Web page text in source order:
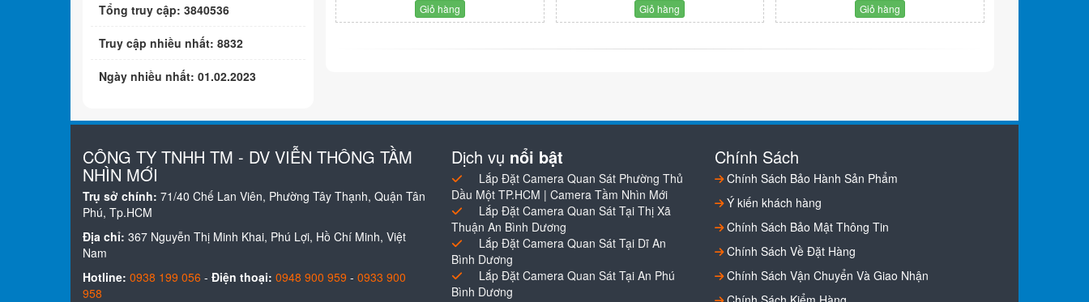
Giỏ hàng Giỏ hàng Giỏ hàng
Tổng truy cập: 3840536
Truy cập nhiều nhất: 8832
Ngày nhiều nhất: 01.02.2023
CÔNG TY TNHH TM - DV VIỄN THÔNG TẦM
NHÌN MỚI
Trụ sở chính: 71/40 Chế Lan Viên, Phường Tây Thạnh, Quận Tân
Phú, Tp.HCM
Địa chỉ: 367 Nguyễn Thị Minh Khai, Phú Lợi, Hồ Chí Minh, Việt
Nam
Hotline: 0938 199 056 - Điện thoại: 0948 900 959 - 0933 900
958
Dịch vụ nổi bật
Lắp Đặt Camera Quan Sát Phường Thủ
Dầu Một TP.HCM | Camera Tầm Nhìn Mới
Lắp Đặt Camera Quan Sát Tại Thị Xã
Thuận An Bình Dương
Lắp Đặt Camera Quan Sát Tại Dĩ An
Bình Dương
Lắp Đặt Camera Quan Sát Tại An Phú
Bình Dương
Chính Sách
Chính Sách Bảo Hành Sản Phẩm
Ý kiến khách hàng
Chính Sách Bảo Mật Thông Tin
Chính Sách Về Đặt Hàng
Chính Sách Vận Chuyển Và Giao Nhận